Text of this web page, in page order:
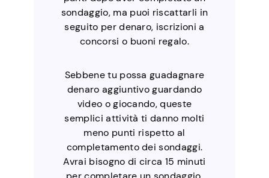
sondaggio, ma puoi riscattarli in
seguito per denaro, iscrizioni a
concorsi o buoni regalo.
Sebbene tu possa guadagnare
denaro aggiuntivo guardando
video o giocando, queste
semplici attività ti danno molti
meno punti rispetto al
completamento dei sondaggi.
Avrai bisogno di circa 15 minuti